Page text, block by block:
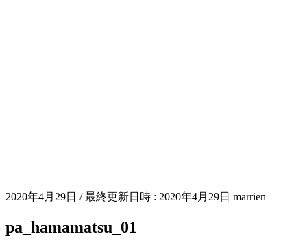
2020年4月29日 / 最終更新日時 : 2020年4月29日 marrien
pa_hamamatsu_01